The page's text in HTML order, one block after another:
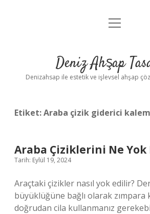
Anasayfa
Yasal Uyarı
menüyü
Deniz Ahşap
Denizahsap ile estetik ve işlevsel ahşap
Etiket:Araba çizik giderici
Araba Çiziklerini Ne Yok
Tarih: Eylül 19, 2024
Araçtaki çizikler nasıl yok edilir?
büyüklüğüne bağlı olarak zımpara
doğrudan cila kullanmanız